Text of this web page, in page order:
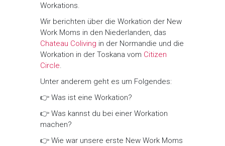
Workations.
Wir berichten über die Workation der New
Work Moms in den Niederlanden, das
Chateau Coliving in der Normandie und die
Workation in der Toskana vom Citizen
Circle.
Unter anderem geht es um Folgendes:​
👉 Was ist eine Workation?
👉 Was kannst du bei einer Workation
machen?
👉 Wie war unsere erste New Work Moms